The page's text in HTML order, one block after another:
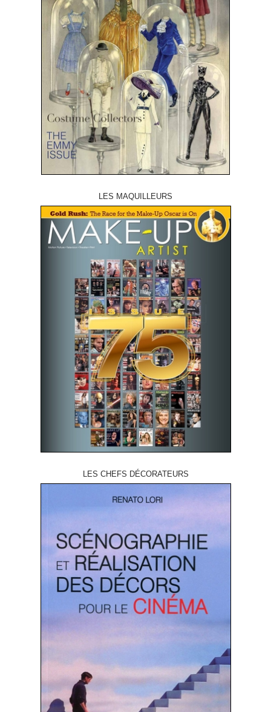
LES MAQUILLEURS
LES CHEFS DÉCORATEURS